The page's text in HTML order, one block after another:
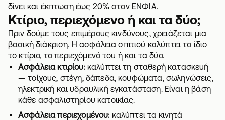
δίνει και έκπτωση έως 20% στον ΕΝΦΙΑ.
Κτίριο, περιεχόμενο ή και τα δύο;
Πριν δούμε τους επιμέρους κινδύνους, χρειάζεται μια
βασική διάκριση. Η ασφάλεια σπιτιού καλύπτει το ίδιο
το κτίριο, το περιεχόμενό του ή και τα δύο.
Ασφάλεια κτιρίου:καλύπτει τη σταθερή κατασκευή
— τοίχους, στέγη, δάπεδα, κουφώματα, σωληνώσεις,
ηλεκτρική και υδραυλική εγκατάσταση. Είναι η βάση
κάθε ασφαλιστηρίου κατοικίας.
Ασφάλεια περιεχομένου: καλύπτει τα κινητά